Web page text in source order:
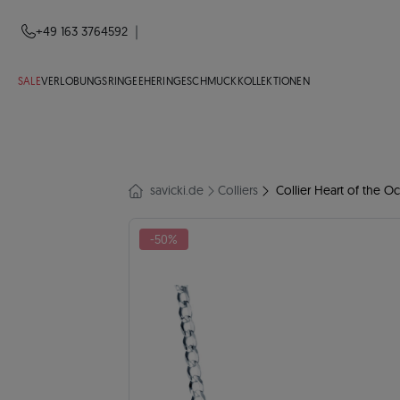
+49 163 3764592
SALEVERLOBUNGSRINGE EHERINGESCHMUCKKOLLEKTIONEN
savicki.de Colliers Collier Heart of the
-50%